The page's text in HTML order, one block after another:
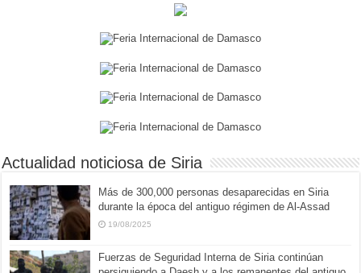
Actualidad noticiosa de Siria
Más de 300,000 personas desaparecidas en Siria
durante la época del antiguo régimen de Al-Assad
19/08/2025
Fuerzas de Seguridad Interna de Siria continúan